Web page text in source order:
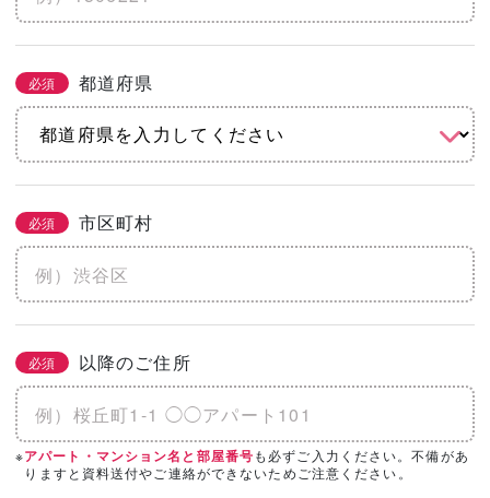
必須 都道府県
必須 市区町村
必須 以降のご住所
※アパート・マンション名と部屋番号も必ずご入力ください。不備があ
りますと資料送付やご連絡ができないためご注意ください。